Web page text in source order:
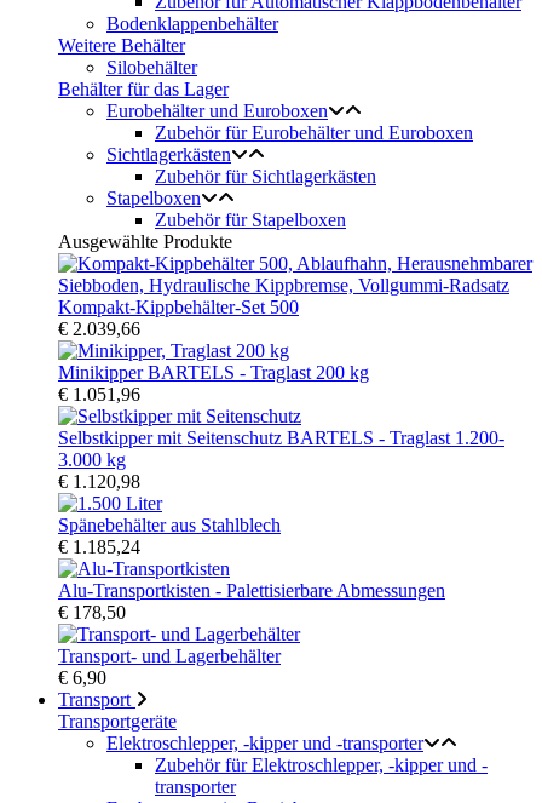
Bodenklappenbehälter
Weitere Behälter
Silobehälter
Behälter für das Lager
Eurobehälter und Euroboxen
Zubehör für Eurobehälter und Euroboxen
Sichtlagerkästen
Zubehör für Sichtlagerkästen
Stapelboxen
Zubehör für Stapelboxen
Ausgewählte Produkte
Kompakt-Kippbehälter-Set 500
€ 2.039,66
Minikipper BARTELS - Traglast 200 kg
€ 1.051,96
Selbstkipper mit Seitenschutz BARTELS - Traglast 1.200-
3.000 kg
€ 1.120,98
Spänebehälter aus Stahlblech
€ 1.185,24
Alu-Transportkisten - Palettisierbare Abmessungen
€ 178,50
Transport- und Lagerbehälter
€ 6,90
Transport
Transportgeräte
Elektroschlepper, -kipper und -transporter
Zubehör für Elektroschlepper, -kipper und -
transporter